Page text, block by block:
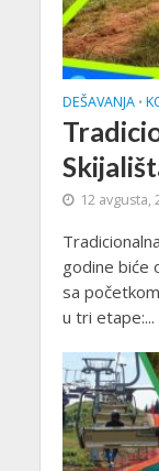
DEŠAVANJA •
12 avgusta,
godine biće
sa
u tri etape:...